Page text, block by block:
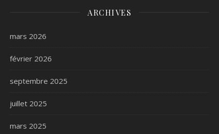
ARCHIVES
mars 2026
février 2026
septembre 2025
juillet 2025
mars 2025